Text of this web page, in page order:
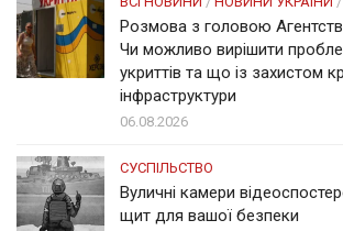
Розмова з головою
Чи можливо вирішити
укриттів та що із захистом
інфраструктури
06.08.2026
СУСПІЛЬСТВО
Вуличні камери
щит для вашої безпеки